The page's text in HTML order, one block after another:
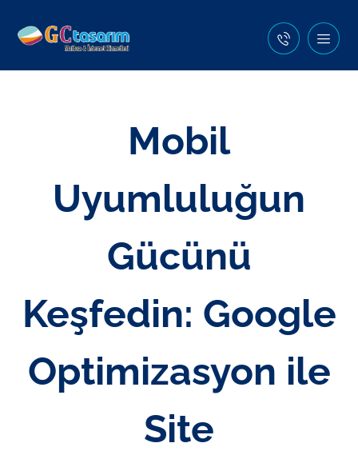
Mobil
Uyumluluğun
Gücünü
Keşfedin: Google
Optimizasyon ile
Site